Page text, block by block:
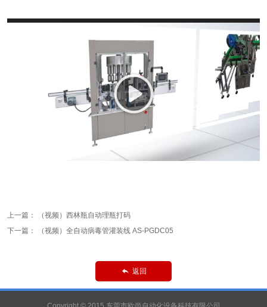
上一篇：
（视频）西林瓶自动理瓶打码
下一篇：
（视频）全自动病毒管灌装线 AS-PGDC05
 返回